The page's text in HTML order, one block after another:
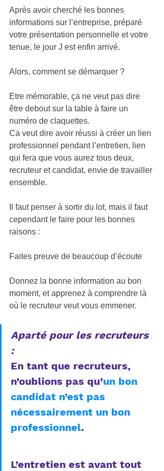
Après avoir cherché les bonnes
informations sur l’entreprise, préparé
votre présentation personnelle et votre
tenue, le jour J est enfin arrivé.
Alors, comment se démarquer ?
Etre mémorable, ça ne veut pas dire
être debout sur la table à faire un
numéro de claquettes.
Ca veut dire avoir réussi à créer un lien
professionnel pendant l’entretien, lien
qui fera que vous aurez tous deux,
recruteur et candidat, envie de travailler
ensemble.
Il faut penser à sortir du lot, mais il faut
cependant le faire pour les bonnes
raisons :
Faites preuve de beaucoup d’écoute
Donnez la bonne information au bon
moment, et apprenez à comprendre là
où le recruteur veut vous emmener.
Aparté pour les recruteurs
:
En tant que recruteurs,
n’oublions pas qu’un bon
candidat n’est pas
nécessairement un bon
professionnel.
L’entretien est avant tout